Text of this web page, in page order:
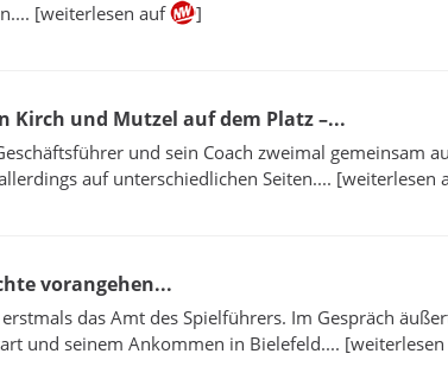
[weiterlesen auf
]
Kirch und Mutzel auf dem Platz –...
und sein Coach zweimal gemeinsam
auf unterschiedlichen Seiten.... [weiterlesen
vorangehen...
das Amt des Spielführers. Im Gespräch
und seinem Ankommen in Bielefeld....